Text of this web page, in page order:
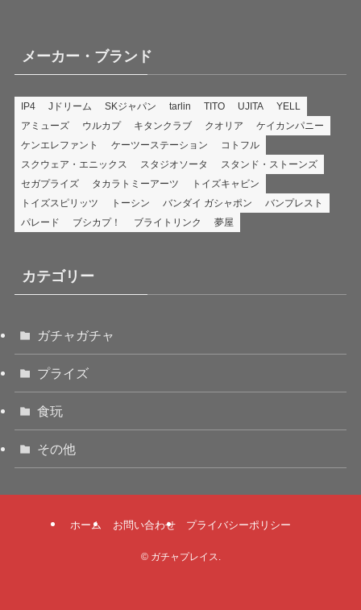
メーカー・ブランド
IP4 Jドリーム SKジャパン tarlin TITO UJITA
YELL
アミューズ
ウルカプ キタンクラブ クオリア
ケイカンパニー
ケンエレファント
ケーツーステーション
コトフル
スクウェア・エニックス
スタジオソータ
スタンド・ストーンズ
セガプライズ
タカラトミーアーツ
トイズキャビン
トイズスピリッツ
トーシン バンダイ ガシャポン
バンプレスト
パレード
ブシカプ！ ブライトリンク 夢屋
カテゴリー
ガチャガチャ
プライズ
食玩
その他
ホーム お問い合わせ プライバシーポリシー
©ガチャプレイス.